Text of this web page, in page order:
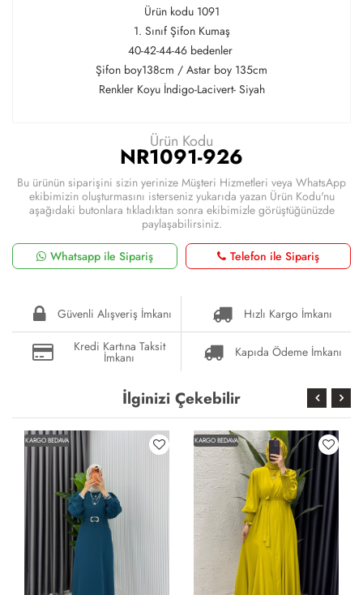
Ürün kodu 1091
1. Sınıf Şifon Kumaş
40-42-44-46 bedenler
Şifon boy138cm / Astar boy 135cm
Renkler Koyu İndigo-Lacivert- Siyah
Ürün Kodu
NR1091-926
Bu ürünün siparişini sizin yerinize Müşteri Hizmetleri veya WhatsApp
ekibimizin oluşturmasını isterseniz yukarıda yazan Ürün Kodu'nu
aşağıdaki butonlara tıkladıktan sonra ekibimizle görüştüğünüzde
paylaşabilirsiniz.
Whatsapp ile Sipariş
Telefon ile Sipariş
Güvenli Alışveriş İmkanı
Hızlı Kargo İmkanı
Kredi Kartına Taksit
İmkanı Kapıda Ödeme İmkanı
İlginizi Çekebilir
KARGO BEDAVA KARGO BEDAVA